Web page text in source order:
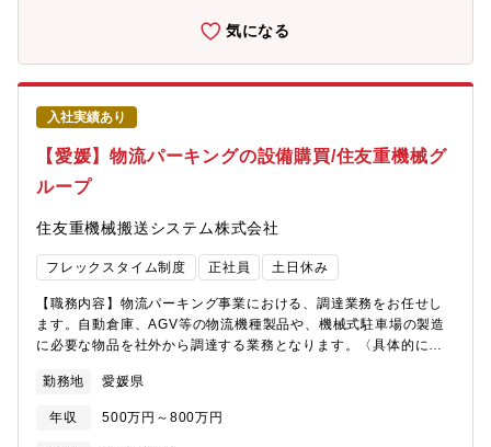
人事部職掌として、各事業所間の定期的な情報交換の場があるほ
か、拠点を超えた研修や交流の機会もあり、全社の人事担当者と
連携しながら業務を進めていただきます。＜詳細＞別子事業所お
いては、同エリアの人事業務や工場の労務管理を担う役割として
実務をこなしていただくことはもとより、人事制度改定や労政対
応、健康経営推進、人材育成、採用など、幅広い業務を担ってい
ます。※場合により本社内の各事業部人事ポジション(HRBP)への
配属の可能性もございます。【本ポジションの魅力】「事業は人
なり」の考えのもと、ものづくり企業として社員が自己の役割を
るようラインとスタッフが連携して組織と人の活性化に取り組ん
でいます。同社では、数年毎のローテーションで労務管理や人事
制度改定から採用、教育、従業員エンゲージメント向上への取り
を育成していきます。【キャリアパス】1on1等でライフステージ
を確認させて頂いた上で将来的に複数の拠点や人事関連部署を経
験していただくことにより、人事のプロフェッショナルとしての
活躍を期待いたします。【配属先情報】別子事業所総務センタ
63％、女性 37％平均年齢：39.0歳中途入社割合：38％部門トッ
気になる
入社実績あり
【愛媛】物流パーキングの設備購買/住友重機械グ
ループ
住友重機械搬送システム株式会社
フレックスタイム制度 正社員 土日休み
【職務内容】物流パーキング事業における、調達業務をお任せし
ます。自動倉庫、AGV等の物流機種製品や、機械式駐車場の製造
に必要な物品を社外から調達する業務となります。〈具体的に〉■
プライヤーと価格交渉。■進捗管理：定期的にサプライヤー訪問、
進捗確認と共に要求納期に向けて工程を管理。■問い合わせ対応：
図面、技術、支給品等に関する問い合わせを社内の関係部門に展
勤務地 愛媛県
年収 500万円～800万円